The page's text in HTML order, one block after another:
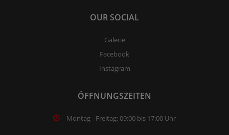
OUR SOCIAL
Galerie
Facebook
Instagram
ÖFFNUNGSZEITEN
Montag - Freitag: 09:00 bis 17:00 Uhr